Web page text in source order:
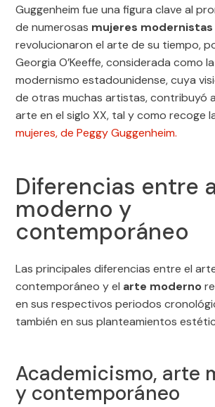
Guggenheim fue una figura clave al
de numerosas mujeres modernistas
revolucionaron el arte de su tiempo,
Georgia O’Keeffe, considerada como
modernismo estadounidense, cuya
de otras muchas artistas, contribuyó
arte en el siglo XX, tal y como recoge
mujeres, de Peggy Guggenheim.
Diferencias entre
moderno y
contemporáneo
Las principales diferencias entre el
contemporáneo y el arte moderno
en sus respectivos periodos
también en sus planteamientos
Academicismo, arte
y contemporáneo